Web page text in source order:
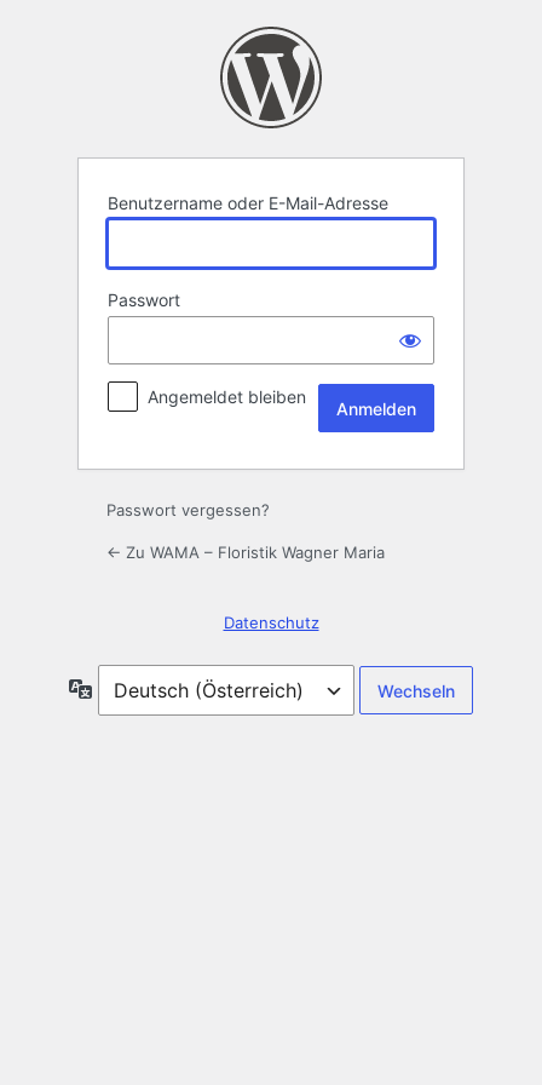
Benutzername oder E-Mail-Adresse
Passwort
Angemeldet bleiben
Passwort vergessen?
← Zu WAMA – Floristik Wagner Maria
Datenschutz
Sprache